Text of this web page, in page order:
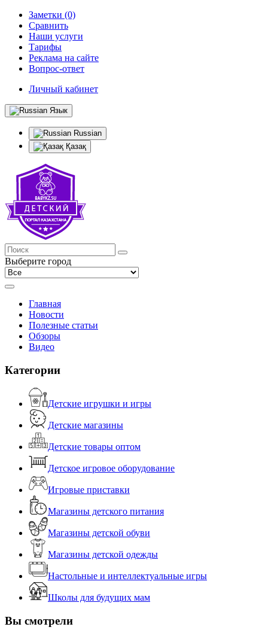
Заметки (0)
Сравнить
Наши услуги
Тарифы
Реклама на сайте
Вопрос-ответ
Личный кабинет
Язык
Russian
Қазақ
Выберите город
Главная
Новости
Полезные статьи
Обзоры
Видео
Категории
Детские игрушки и игры
Детские магазины
Детские товары оптом
Детское игровое оборудование
Игровые приставки
Магазины детского питания
Магазины детской обуви
Магазины детской одежды
Настольные и интеллектуальные игры
Школы для будущих мам
Вы смотрели